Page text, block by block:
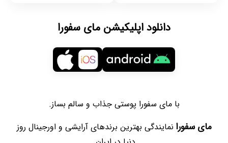
دانلود اپلیکیشن مای سفورا
با مای سفورا پوستی جذاب و سالم بساز.
مای سفورا نمایندگی بهترین برندهای آرایشی و اورجینال روز